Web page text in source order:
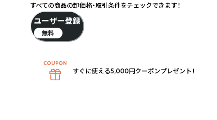
すべての商品の卸価格・取引条件をチェックできます！
ユーザー登録
無料
すぐに使える5,000円クーポンプレゼント！